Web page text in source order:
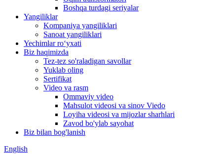
Boshqa turdagi seriyalar
Yangiliklar
Kompaniya yangiliklari
Sanoat yangiliklari
Yechimlar roʻyxati
Biz haqimizda
Tez-tez so'raladigan savollar
Yuklab oling
Sertifikat
Video va rasm
Ommaviy video
Mahsulot videosi va sinov Viedo
Loyiha videosi va mijozlar sharhlari
Zavod bo'ylab sayohat
Biz bilan bog'lanish
English